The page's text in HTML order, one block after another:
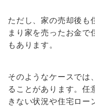
ただし、家の売却後も
まり家を売ったお金で
もあります。
そのようなケースでは
ることがあります。任
きない状況や住宅ロー